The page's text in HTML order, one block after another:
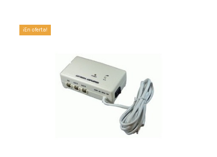
¡En oferta!